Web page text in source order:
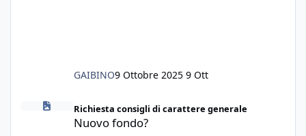
GAIBINO9 Ottobre 2025 9 Ott
Richiesta consigli di carattere generale
Nuovo fondo?